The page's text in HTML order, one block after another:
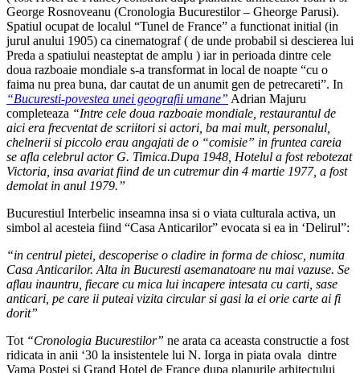
George Rosnoveanu (Cronologia Bucurestilor – Gheorge Parusi).
Spatiul ocupat de localul “Tunel de France” a functionat initial (in
jurul anului 1905) ca cinematograf ( de unde probabil si descierea lui
Preda a spatiului neasteptat de amplu ) iar in perioada dintre cele
doua razboaie mondiale s-a transformat in local de noapte “cu o
faima nu prea buna, dar cautat de un anumit gen de petrecareti”. In
“Bucuresti-povestea unei geografii umane” Adrian Majuru
completeaza “Intre cele doua razboaie mondiale, restaurantul de
aici era frecventat de scriitori si actori, ba mai mult, personalul,
chelnerii si piccolo erau angajati de o “comisie” in fruntea careia
se afla celebrul actor G. Timica.Dupa 1948, Hotelul a fost rebotezat
Victoria, insa avariat fiind de un cutremur din 4 martie 1977, a fost
demolat in anul 1979.”
Bucurestiul Interbelic inseamna insa si o viata culturala activa, un
simbol al acesteia fiind “Casa Anticarilor” evocata si ea in ‘Delirul”:
“in centrul pietei, descoperise o cladire in forma de chiosc, numita
Casa Anticarilor. Alta in Bucuresti asemanatoare nu mai vazuse. Se
aflau inauntru, fiecare cu mica lui incapere intesata cu carti, sase
anticari, pe care ii puteai vizita circular si gasi la ei orie carte ai fi
dorit”
Tot “Cronologia Bucurestilor” ne arata ca aceasta constructie a fost
ridicata in anii ‘30 la insistentele lui N. Iorga in piata ovala dintre
Vama Postei si Grand Hotel de France dupa planurile arhitectului